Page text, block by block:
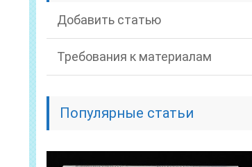
Добавить статью
Требования к материалам
Популярные статьи